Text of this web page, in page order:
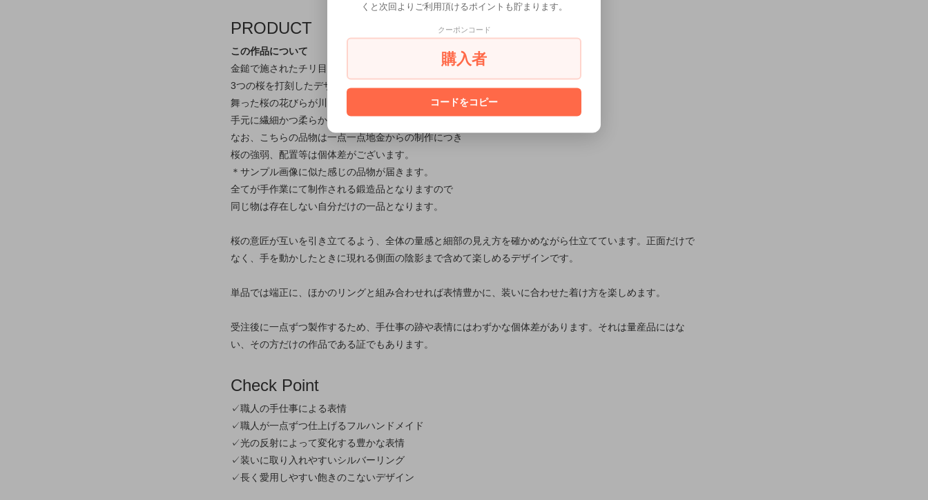
PRODUCT
この作品について
金鎚で施されたチリ目鎚目で川の流れを表現したボディに、
3つの桜を打刻したデザインが特徴。
舞った桜の花びらが川面に浮遊しているようなデザインは
手元に繊細かつ柔らかい印象をもたらします。
なお、こちらの品物は一点一点地金からの制作につき
桜の強弱、配置等は個体差がございます。
＊サンプル画像に似た感じの品物が届きます。
全てが手作業にて制作される鍛造品となりますので
同じ物は存在しない自分だけの一品となります。
桜の意匠が互いを引き立てるよう、全体の量感と細部の見え方を確かめながら仕立てています。正面だけで
なく、手を動かしたときに現れる側面の陰影まで含めて楽しめるデザインです。
単品では端正に、ほかのリングと組み合わせれば表情豊かに、装いに合わせた着け方を楽しめます。
受注後に一点ずつ製作するため、手仕事の跡や表情にはわずかな個体差があります。それは量産品にはな
い、その方だけの作品である証でもあります。
Check Point
✓職人の手仕事による表情
✓職人が一点ずつ仕上げるフルハンドメイド
✓光の反射によって変化する豊かな表情
✓装いに取り入れやすいシルバーリング
✓長く愛用しやすい飽きのこないデザイン
くと次回よりご利用頂けるポイントも貯まります。
クーポンコード
購入者
コードをコピー